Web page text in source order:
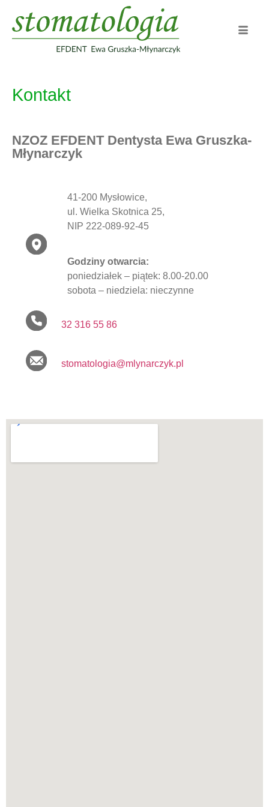
Kontakt
NZOZ EFDENT Dentysta Ewa Gruszka-
Młynarczyk
41-200 Mysłowice,
ul. Wielka Skotnica 25,
NIP 222-089-92-45
Godziny otwarcia:
poniedziałek – piątek: 8.00-20.00
sobota – niedziela: nieczynne
32 316 55 86
stomatologia@mlynarczyk.pl